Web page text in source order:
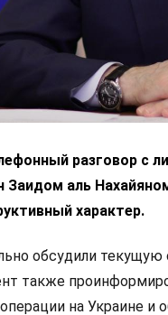
разговор с
аль
характер.
обсудили
также
на Украине и